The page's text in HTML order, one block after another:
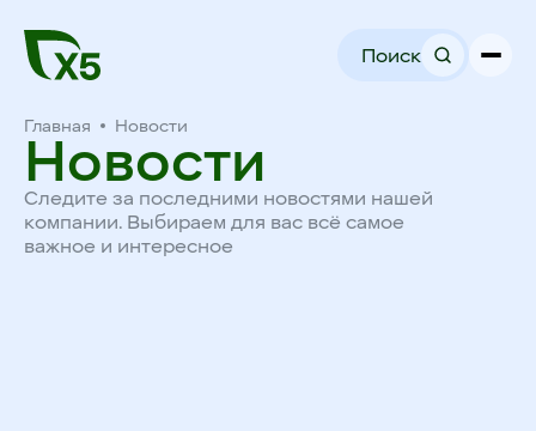
Поиск
Главная Новости
Новости
Следите за последними новостями нашей
компании. Выбираем для вас всё самое
важное и интересное